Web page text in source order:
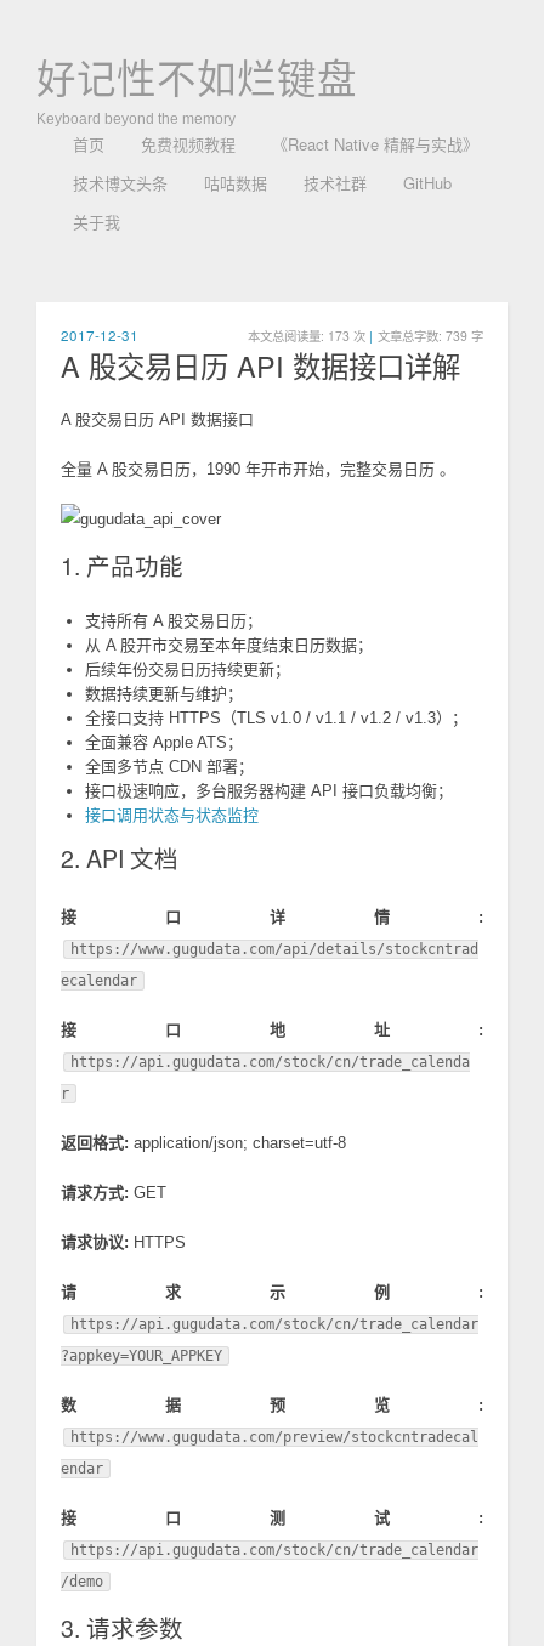
好记性不如烂键盘
Keyboard beyond the memory
首页 免费视频教程
《React Native 精解与实战》
技术博文头条
咕咕数据 技术社群
GitHub
关于我
2017-12-31 本文总阅读量: 173 次 | 文章总字数: 739 字
A 股交易日历 API 数据接口详解
A 股交易日历 API 数据接口
全量 A 股交易日历，1990 年开市开始，完整交易日历 。
1. 产品功能
支持所有 A 股交易日历；
从 A 股开市交易至本年度结束日历数据；
后续年份交易日历持续更新；
数据持续更新与维护；
全接口支持 HTTPS（TLS v1.0 / v1.1 / v1.2 / v1.3）；
全面兼容 Apple ATS；
全国多节点 CDN 部署；
接口极速响应，多台服务器构建 API 接口负载均衡；
接口调用状态与状态监控
2. API 文档
接口详情:
https://www.gugudata.com/api/details/stockcntrad
ecalendar
接口地址:
https://api.gugudata.com/stock/cn/trade_calenda
r
返回格式: application/json; charset=utf-8
请求方式: GET
请求协议: HTTPS
请求示例:
https://api.gugudata.com/stock/cn/trade_calendar
?appkey=YOUR_APPKEY
数据预览:
https://www.gugudata.com/preview/stockcntradecal
endar
接口测试:
https://api.gugudata.com/stock/cn/trade_calendar
/demo
3. 请求参数